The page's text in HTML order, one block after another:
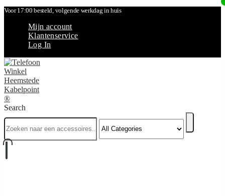
Voor 17:00 besteld, volgende werkdag in huis
Mijn account
Klantenservice
Log In
Search